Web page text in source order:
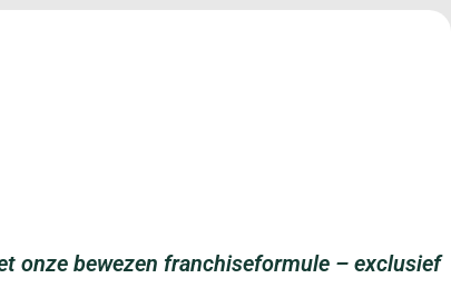
onze bewezen franchiseformule – exclusief